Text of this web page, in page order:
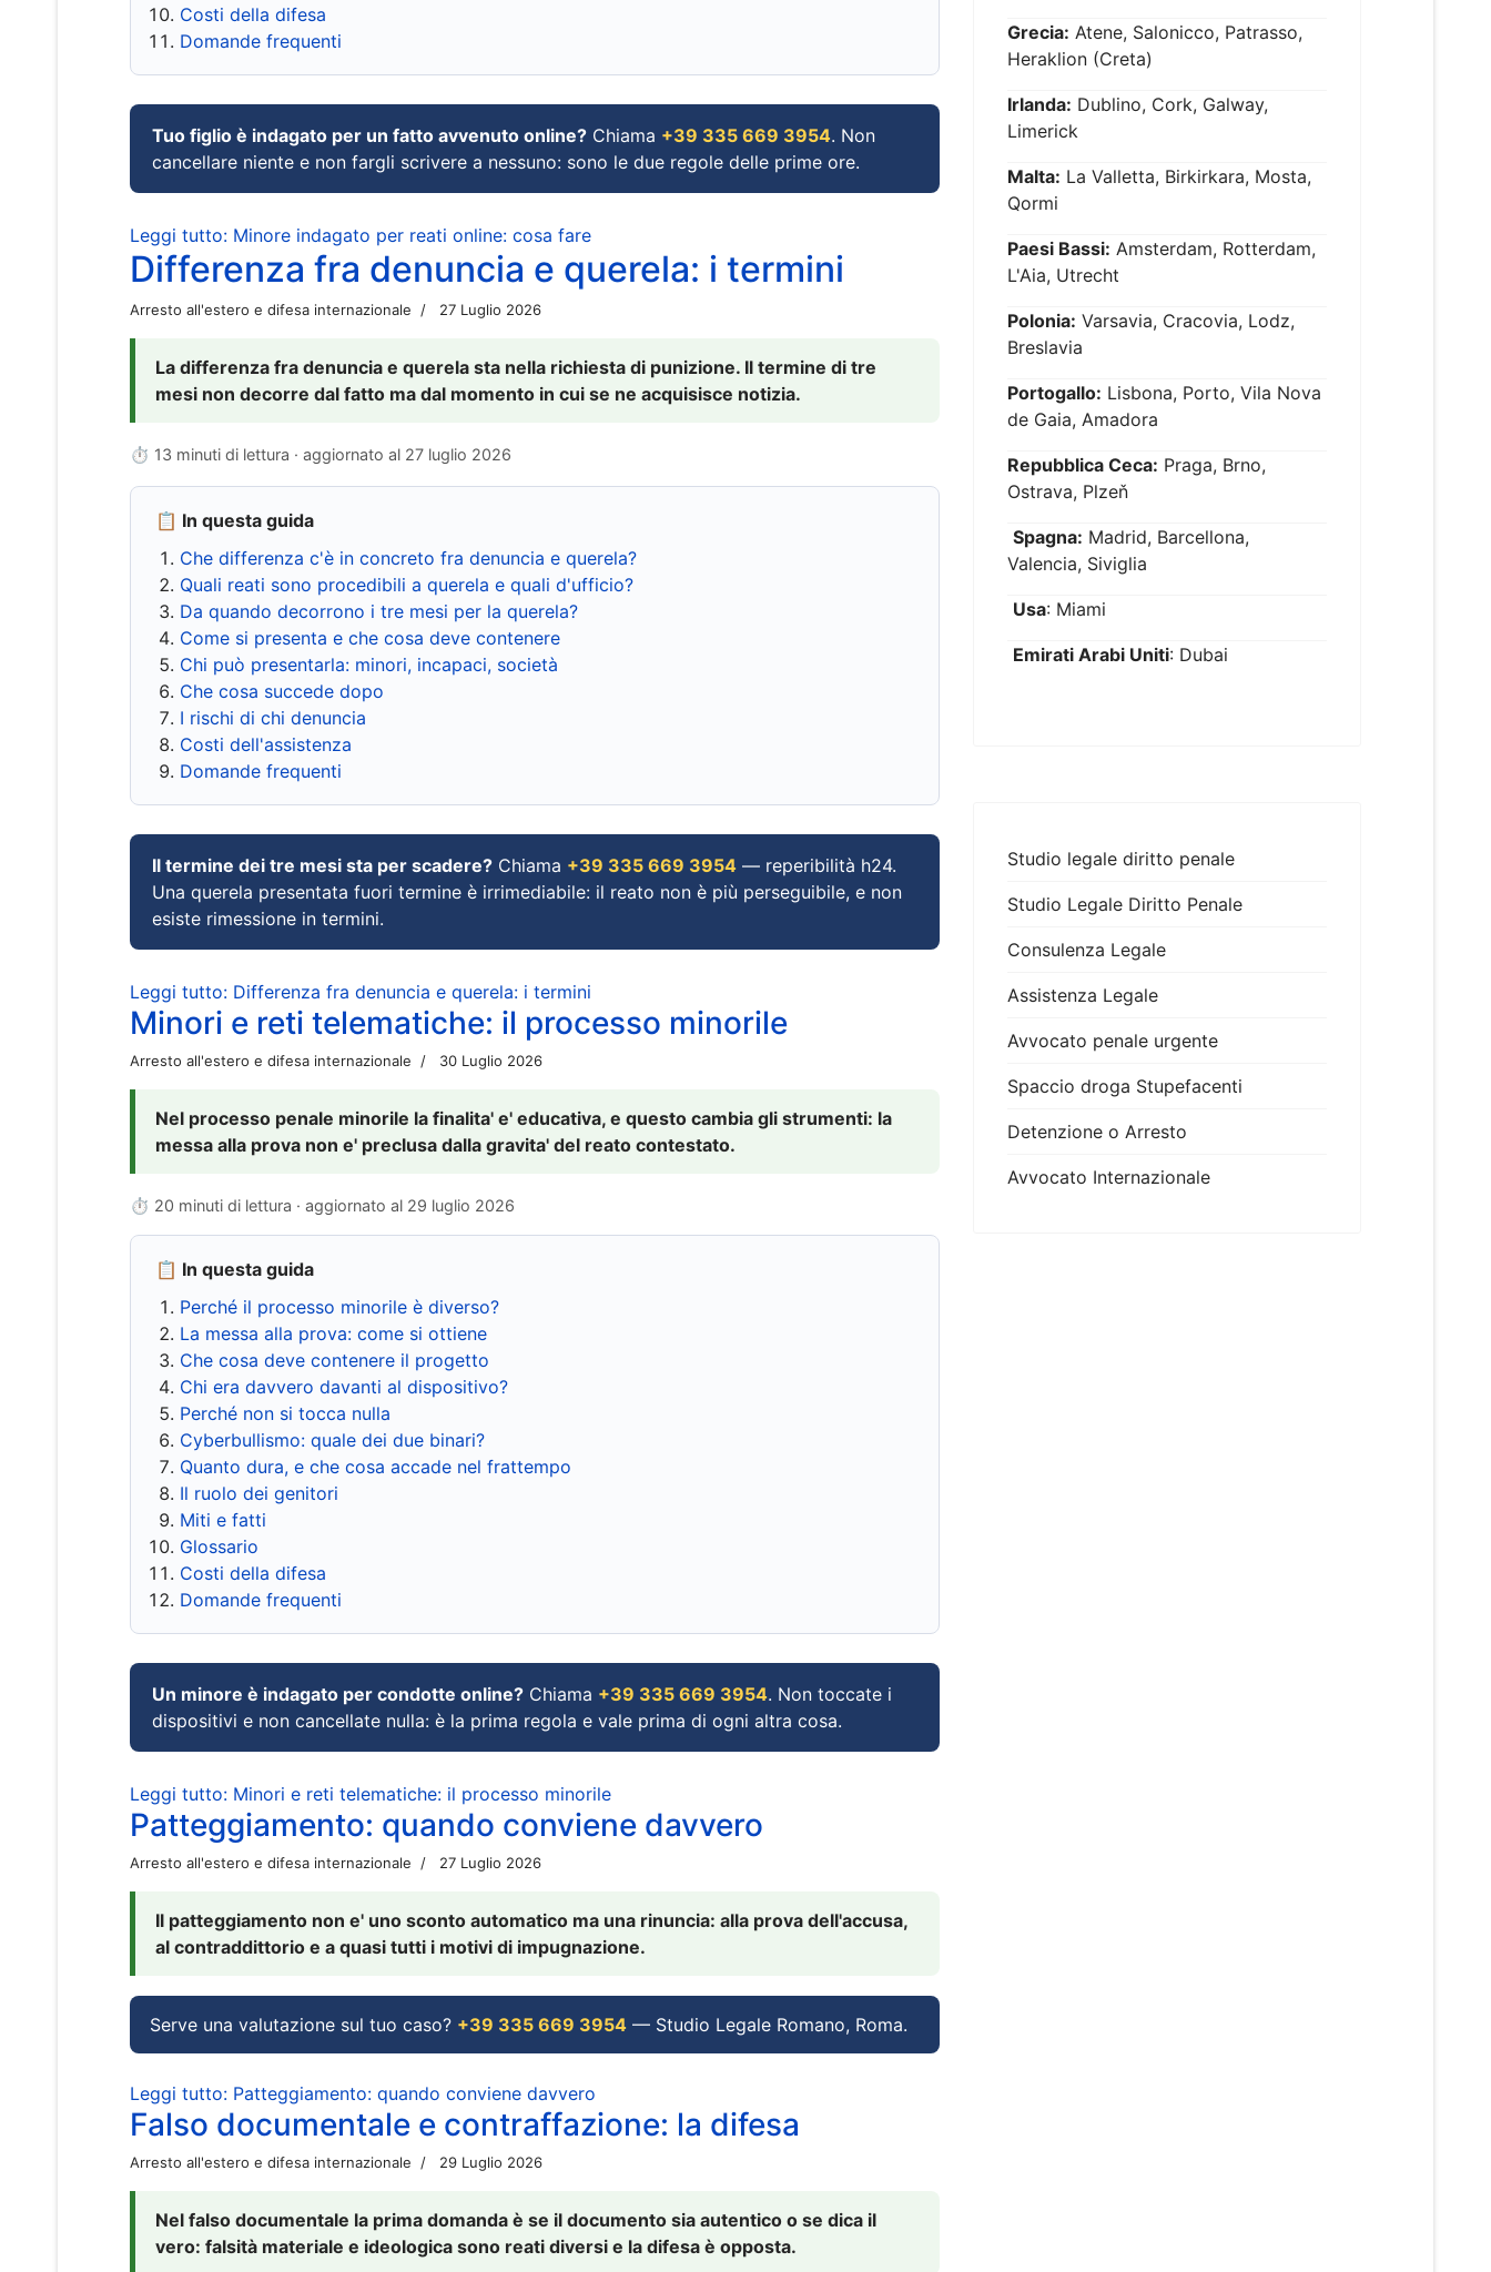
Costi della difesa
Domande frequenti
Tuo figlio è indagato per un fatto avvenuto online? Chiama +39 335 669 3954. Non
cancellare niente e non fargli scrivere a nessuno: sono le due regole delle prime ore.
Leggi tutto: Minore indagato per reati online: cosa fare
Differenza fra denuncia e querela: i termini
Arresto all'estero e difesa internazionale 27 Luglio 2026
La differenza fra denuncia e querela sta nella richiesta di punizione. Il termine di tre
mesi non decorre dal fatto ma dal momento in cui se ne acquisisce notizia.
⏱ 13 minuti di lettura · aggiornato al 27 luglio 2026
📋 In questa guida
Che differenza c'è in concreto fra denuncia e querela?
Quali reati sono procedibili a querela e quali d'ufficio?
Da quando decorrono i tre mesi per la querela?
Come si presenta e che cosa deve contenere
Chi può presentarla: minori, incapaci, società
Che cosa succede dopo
I rischi di chi denuncia
Costi dell'assistenza
Domande frequenti
Il termine dei tre mesi sta per scadere? Chiama +39 335 669 3954 — reperibilità h24.
Una querela presentata fuori termine è irrimediabile: il reato non è più perseguibile, e non
esiste rimessione in termini.
Leggi tutto: Differenza fra denuncia e querela: i termini
Minori e reti telematiche: il processo minorile
Arresto all'estero e difesa internazionale 30 Luglio 2026
Nel processo penale minorile la finalita' e' educativa, e questo cambia gli strumenti: la
messa alla prova non e' preclusa dalla gravita' del reato contestato.
⏱ 20 minuti di lettura · aggiornato al 29 luglio 2026
📋 In questa guida
Perché il processo minorile è diverso?
La messa alla prova: come si ottiene
Che cosa deve contenere il progetto
Chi era davvero davanti al dispositivo?
Perché non si tocca nulla
Cyberbullismo: quale dei due binari?
Quanto dura, e che cosa accade nel frattempo
Il ruolo dei genitori
Miti e fatti
Glossario
Costi della difesa
Domande frequenti
Un minore è indagato per condotte online? Chiama +39 335 669 3954. Non toccate i
dispositivi e non cancellate nulla: è la prima regola e vale prima di ogni altra cosa.
Leggi tutto: Minori e reti telematiche: il processo minorile
Patteggiamento: quando conviene davvero
Arresto all'estero e difesa internazionale 27 Luglio 2026
Il patteggiamento non e' uno sconto automatico ma una rinuncia: alla prova dell'accusa,
al contraddittorio e a quasi tutti i motivi di impugnazione.
Serve una valutazione sul tuo caso? +39 335 669 3954 — Studio Legale Romano, Roma.
Leggi tutto: Patteggiamento: quando conviene davvero
Falso documentale e contraffazione: la difesa
Arresto all'estero e difesa internazionale 29 Luglio 2026
Nel falso documentale la prima domanda è se il documento sia autentico o se dica il
vero: falsità materiale e ideologica sono reati diversi e la difesa è opposta.
Grecia: Atene, Salonicco, Patrasso,
Heraklion (Creta)
Irlanda: Dublino, Cork, Galway,
Limerick
Malta: La Valletta, Birkirkara, Mosta,
Qormi
Paesi Bassi: Amsterdam, Rotterdam,
L'Aia, Utrecht
Polonia: Varsavia, Cracovia, Lodz,
Breslavia
Portogallo: Lisbona, Porto, Vila Nova
de Gaia, Amadora
Repubblica Ceca: Praga, Brno,
Ostrava, Plzeň
Spagna: Madrid, Barcellona,
Valencia, Siviglia
Usa: Miami
Emirati Arabi Uniti: Dubai
Studio legale diritto penale
Studio Legale Diritto Penale
Consulenza Legale
Assistenza Legale
Avvocato penale urgente
Spaccio droga Stupefacenti
Detenzione o Arresto
Avvocato Internazionale